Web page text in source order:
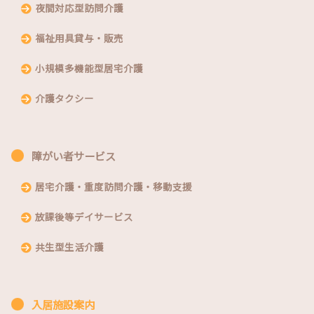
夜間対応型訪問介護
福祉用具貸与・販売
小規模多機能型居宅介護
介護タクシー
障がい者サービス
居宅介護・重度訪問介護・移動支援
放課後等デイサービス
共生型生活介護
入居施設案内